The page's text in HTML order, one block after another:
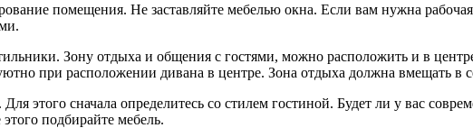
помещения. Не заставляйте мебелью окна. Если вам нужна
Зону отдыха и общения с гостями, можно расположить и в
при расположении дивана в центре. Зона отдыха должна вмещать в
этого сначала определитесь со стилем гостиной. Будет ли у вас
подбирайте мебель.